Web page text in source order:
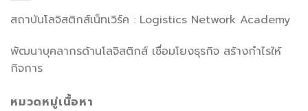
สถาบันโลจิสติกส์เน็ทเวิร์ค : Logistics Network Academy
พัฒนาบุคลากรด้านโลจิสติกส์ เชื่อมโยงธุรกิจ สร้างกำไรให้
กิจการ
หมวดหมู่เนื้อหา